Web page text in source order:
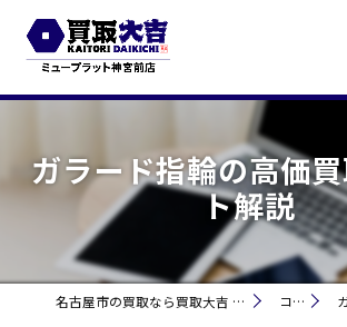
ガラード指輪の高価
ト解説
名古屋市の買取なら買取大吉 ミュープラット神宮前 コラム